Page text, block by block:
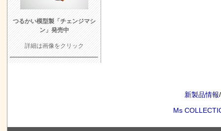
つるかい模型製「チェンジマシ
ン」発売中
詳細は画像をクリック
新製品情報/
Ms